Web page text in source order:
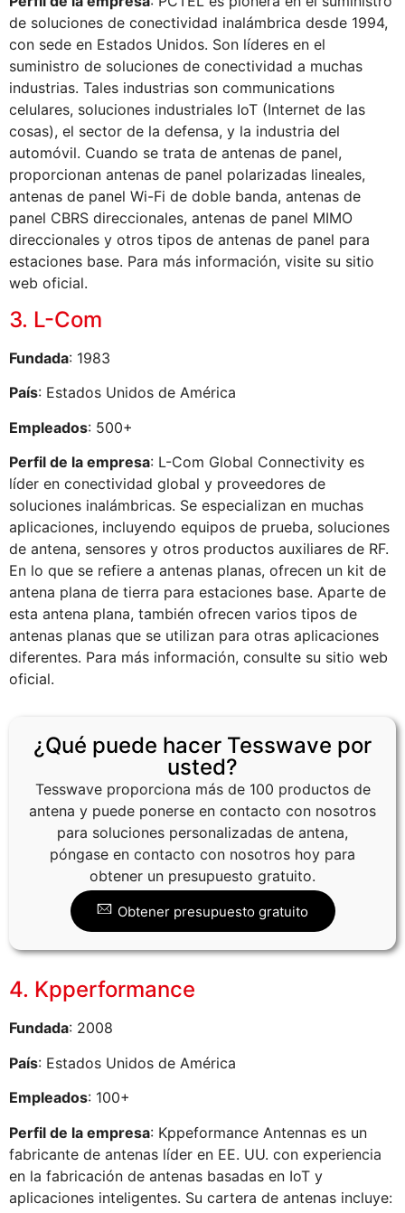
de soluciones de conectividad inalámbrica desde 1994,
con sede en Estados Unidos. Son líderes en el
suministro de soluciones de conectividad a muchas
industrias. Tales industrias son communications
celulares, soluciones industriales IoT (Internet de las
cosas), el sector de la defensa, y la industria del
automóvil. Cuando se trata de antenas de panel,
proporcionan antenas de panel polarizadas lineales,
antenas de panel Wi-Fi de doble banda, antenas de
panel CBRS direccionales, antenas de panel MIMO
direccionales y otros tipos de antenas de panel para
estaciones base. Para más información, visite su sitio
web oficial.
3. L-Com
Fundada: 1983
País: Estados Unidos de América
Empleados: 500+
Perfil de la empresa: L-Com Global Connectivity es
líder en conectividad global y proveedores de
soluciones inalámbricas. Se especializan en muchas
aplicaciones, incluyendo equipos de prueba, soluciones
de antena, sensores y otros productos auxiliares de RF.
En lo que se refiere a antenas planas, ofrecen un kit de
antena plana de tierra para estaciones base. Aparte de
esta antena plana, también ofrecen varios tipos de
antenas planas que se utilizan para otras aplicaciones
diferentes. Para más información, consulte su sitio web
oficial.
¿Qué puede hacer Tesswave por
usted?
Tesswave proporciona más de 100 productos de
antena y puede ponerse en contacto con nosotros
para soluciones personalizadas de antena,
póngase en contacto con nosotros hoy para
obtener un presupuesto gratuito.
Obtener presupuesto gratuito
4. Kpperformance
Fundada: 2008
País: Estados Unidos de América
Empleados: 100+
Perfil de la empresa: Kppeformance Antennas es un
fabricante de antenas líder en EE. UU. con experiencia
en la fabricación de antenas basadas en IoT y
aplicaciones inteligentes. Su cartera de antenas incluye: